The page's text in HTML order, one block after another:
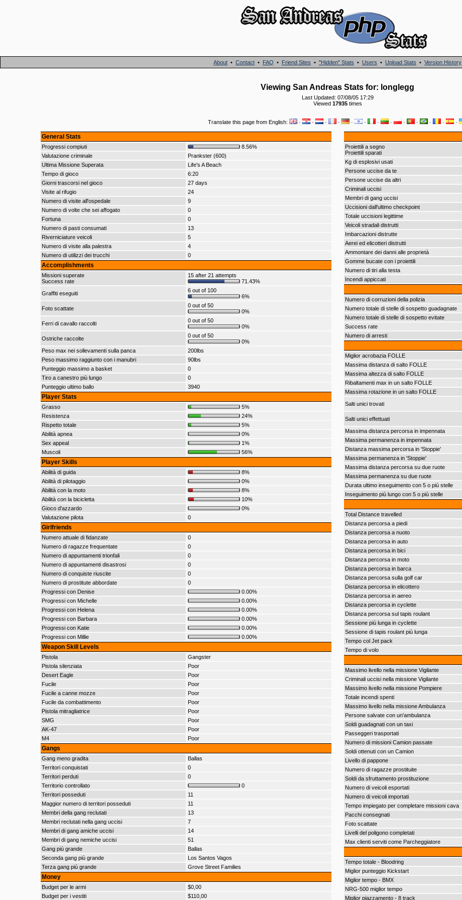
About • Contact • FAQ • Friend Sites • "Hidden" Stats • Users • Upload Stats • Version History
Viewing San Andreas Stats for: longlegg
Last Updated: 07/08/05 17:29
Viewed 17935times
Translate this page from English: · · · · · · · · · · · · ·
General Stats
Progressi compiuti
8.56%
Valutazione criminale
Prankster (600)
Ultima Missione Superata
Life's A Beach
Tempo di gioco
6:20
Giorni trascorsi nel gioco
27 days
Visite al rifugio
24
Numero di visite all'ospedale
9
Numero di volte che sei affogato
0
Fortuna
0
Numero di pasti consumati
13
Riverniciature veicoli
5
Numero di visite alla palestra
4
Numero di utilizzi dei trucchi
0
Accomplishments
Missioni superate
Success rate
15 after 21 attempts
71.43%
Graffiti eseguiti
6 out of 100
6%
Foto scattate
0 out of 50
0%
Ferri di cavallo raccolti
0 out of 50
0%
Ostriche raccolte
0 out of 50
0%
Peso max nei sollevamenti sulla panca
200lbs
Peso massimo raggiunto con i manubri
90lbs
Punteggio massimo a basket
0
Tiro a canestro più lungo
0
Punteggio ultimo ballo
3940
Player Stats
Grasso
5%
Resistenza
24%
Rispetto totale
5%
Abilità apnea
0%
Sex appeal
1%
Muscoli
56%
Player Skills
Abilità di guida
8%
Abilità di pilotaggio
0%
Abilità con la moto
8%
Abilità con la bicicletta
10%
Gioco d'azzardo
0%
Valutazione pilota
0
Girlfriends
Numero attuale di fidanzate
0
Numero di ragazze frequentate
0
Numero di appuntamenti trionfali
0
Numero di appuntamenti disastrosi
0
Numero di conquiste riuscite
0
Numero di prostitute abbordate
0
Progressi con Denise
0.00%
Progressi con Michelle
0.00%
Progressi con Helena
0.00%
Progressi con Barbara
0.00%
Progressi con Katie
0.00%
Progressi con Millie
0.00%
Weapon Skill Levels
Pistola
Gangster
Pistola silenziata
Poor
Desert Eagle
Poor
Fucile
Poor
Fucile a canne mozze
Poor
Fucile da combattimento
Poor
Pistola mitragliatrice
Poor
SMG
Poor
AK-47
Poor
M4
Poor
Gangs
Gang meno gradita
Ballas
Territori conquistati
0
Territori perduti
0
Territorio controllato
0
Territori posseduti
11
Maggior numero di territori posseduti
11
Membri della gang reclutati
13
Membri reclutati nella gang uccisi
7
Membri di gang amiche uccisi
14
Membri di gang nemiche uccisi
51
Gang più grande
Ballas
Seconda gang più grande
Los Santos Vagos
Terza gang più grande
Grove Street Families
Money
Budget per le armi
$0,00
Budget per i vestiti
$110,00
Proiettili a segno
Proiettili sparati
Kg di esplosivi usati
Persone uccise da te
Persone uccise da altri
Criminali uccisi
Membri di gang uccisi
Uccisioni dall'ultimo checkpoint
Totale uccisioni legittime
Veicoli stradali distrutti
Imbarcazioni distrutte
Aerei ed elicotteri distrutti
Ammontare dei danni alle proprietà
Gomme bucate con i proiettili
Numero di tiri alla testa
Incendi appiccati
Numero di corruzioni della polizia
Numero totale di stelle di sospetto guadagnate
Numero totale di stelle di sospetto evitate
Success rate
Numero di arresti
Miglior acrobazia FOLLE
Massima distanza di salto FOLLE
Massima altezza di salto FOLLE
Ribaltamenti max in un salto FOLLE
Massima rotazione in un salto FOLLE
Salti unici trovati
Salti unici effettuati
Massima distanza percorsa in impennata
Massima permanenza in impennata
Distanza massima percorsa in 'Stoppie'
Massima permanenza in 'Stoppie'
Massima distanza percorsa su due ruote
Massima permanenza su due ruote
Durata ultimo inseguimento con 5 o più stelle
Inseguimento più lungo con 5 o più stelle
Total Distance travelled
Distanza percorsa a piedi
Distanza percorsa a nuoto
Distanza percorsa in auto
Distanza percorsa in bici
Distanza percorsa in moto
Distanza percorsa in barca
Distanza percorsa sulla golf car
Distanza percorsa in elicottero
Distanza percorsa in aereo
Distanza percorsa in cyclette
Distanza percorsa sul tapis roulant
Sessione più lunga in cyclette
Sessione di tapis roulant più lunga
Tempo col Jet pack
Tempo di volo
Massimo livello nella missione Vigilante
Criminali uccisi nella missione Vigilante
Massimo livello nella missione Pompiere
Totale incendi spenti
Massimo livello nella missione Ambulanza
Persone salvate con un'ambulanza
Soldi guadagnati con un taxi
Passeggeri trasportati
Numero di missioni Camion passate
Soldi ottenuti con un Camion
Livello di pappone
Numero di ragazze prostituite
Soldi da sfruttamento prostituzione
Numero di veicoli esportati
Numero di veicoli importati
Tempo impiegato per completare missioni cava
Pacchi consegnati
Foto scattate
Livelli del poligono completati
Max clienti serviti come Parcheggiatore
Tempo totale - Bloodring
Miglior punteggio Kickstart
Miglior tempo - BMX
NRG-500 miglior tempo
Miglior piazzamento - 8 track